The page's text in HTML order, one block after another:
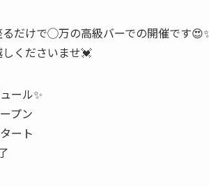
だけで◯万の高級バーでの開催です
くださいませ💓
ール✨
プン
ート